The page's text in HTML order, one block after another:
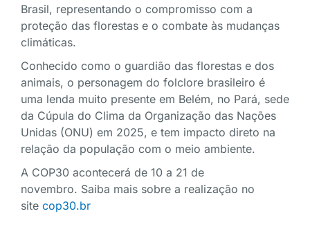
Brasil, representando o compromisso com a
proteção das florestas e o combate às mudanças
climáticas.
Conhecido como o guardião das florestas e dos
animais, o personagem do folclore brasileiro é
uma lenda muito presente em Belém, no Pará, sede
da Cúpula do Clima da Organização das Nações
Unidas (ONU) em 2025, e tem impacto direto na
relação da população com o meio ambiente.
A COP30 acontecerá de 10 a 21 de
novembro. Saiba mais sobre a realização no
site cop30.br